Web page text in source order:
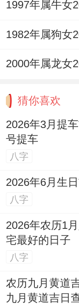
猜你喜欢
2026年3月提
号提车
八字
2026年6月生
八字
2026年农历1
宅最好的日子
八字
农历九月黄道
九月黄道吉日